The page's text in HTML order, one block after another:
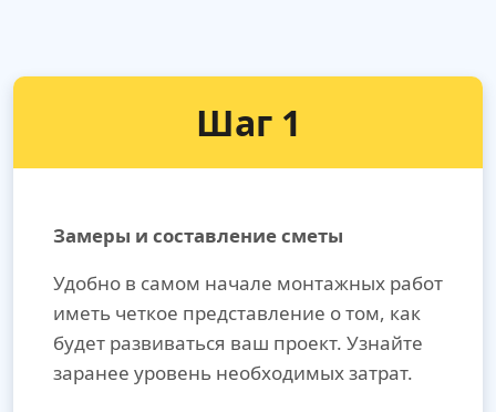
Шаг 1
Замеры и составление сметы
Удобно в самом начале монтажных работ
иметь четкое представление о том, как
будет развиваться ваш проект. Узнайте
заранее уровень необходимых затрат.